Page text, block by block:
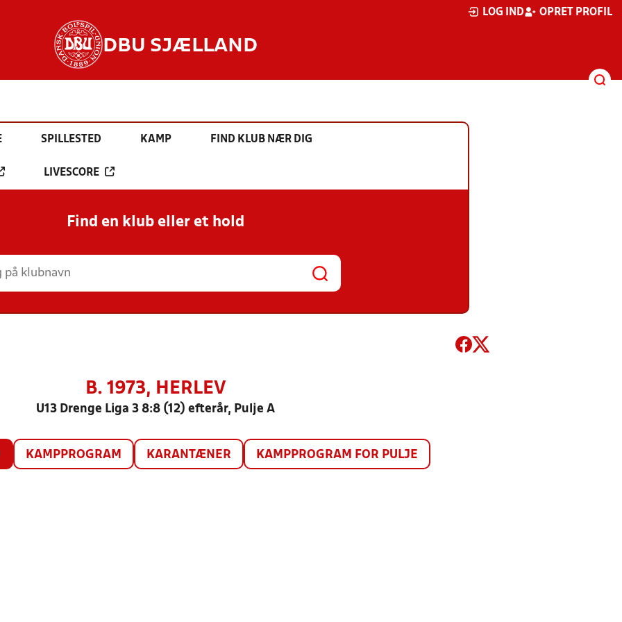
LOG IND OPRET PROFIL
DBU SJÆLLAND
SPILLESTED KAMP FIND KLUB NÆR DIG
LIVESCORE
Find en klub eller et hold
B. 1973, HERLEV
U13 Drenge Liga 3 8:8 (12) efterår, Pulje A
KAMPPROGRAM KARANTÆNER KAMPPROGRAM FOR PULJE